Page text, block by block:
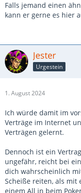
Falls jemand einen
kann er gerne es hier
Jester
Urgestein
1. August 2024
Ich würde damit im
Verträge im Internet
Verträgen gelernt.
Dennoch ist ein
ungefähr, reicht bei
dich wahrscheinlich
Scheiße reiten, als mit
einem All in beim